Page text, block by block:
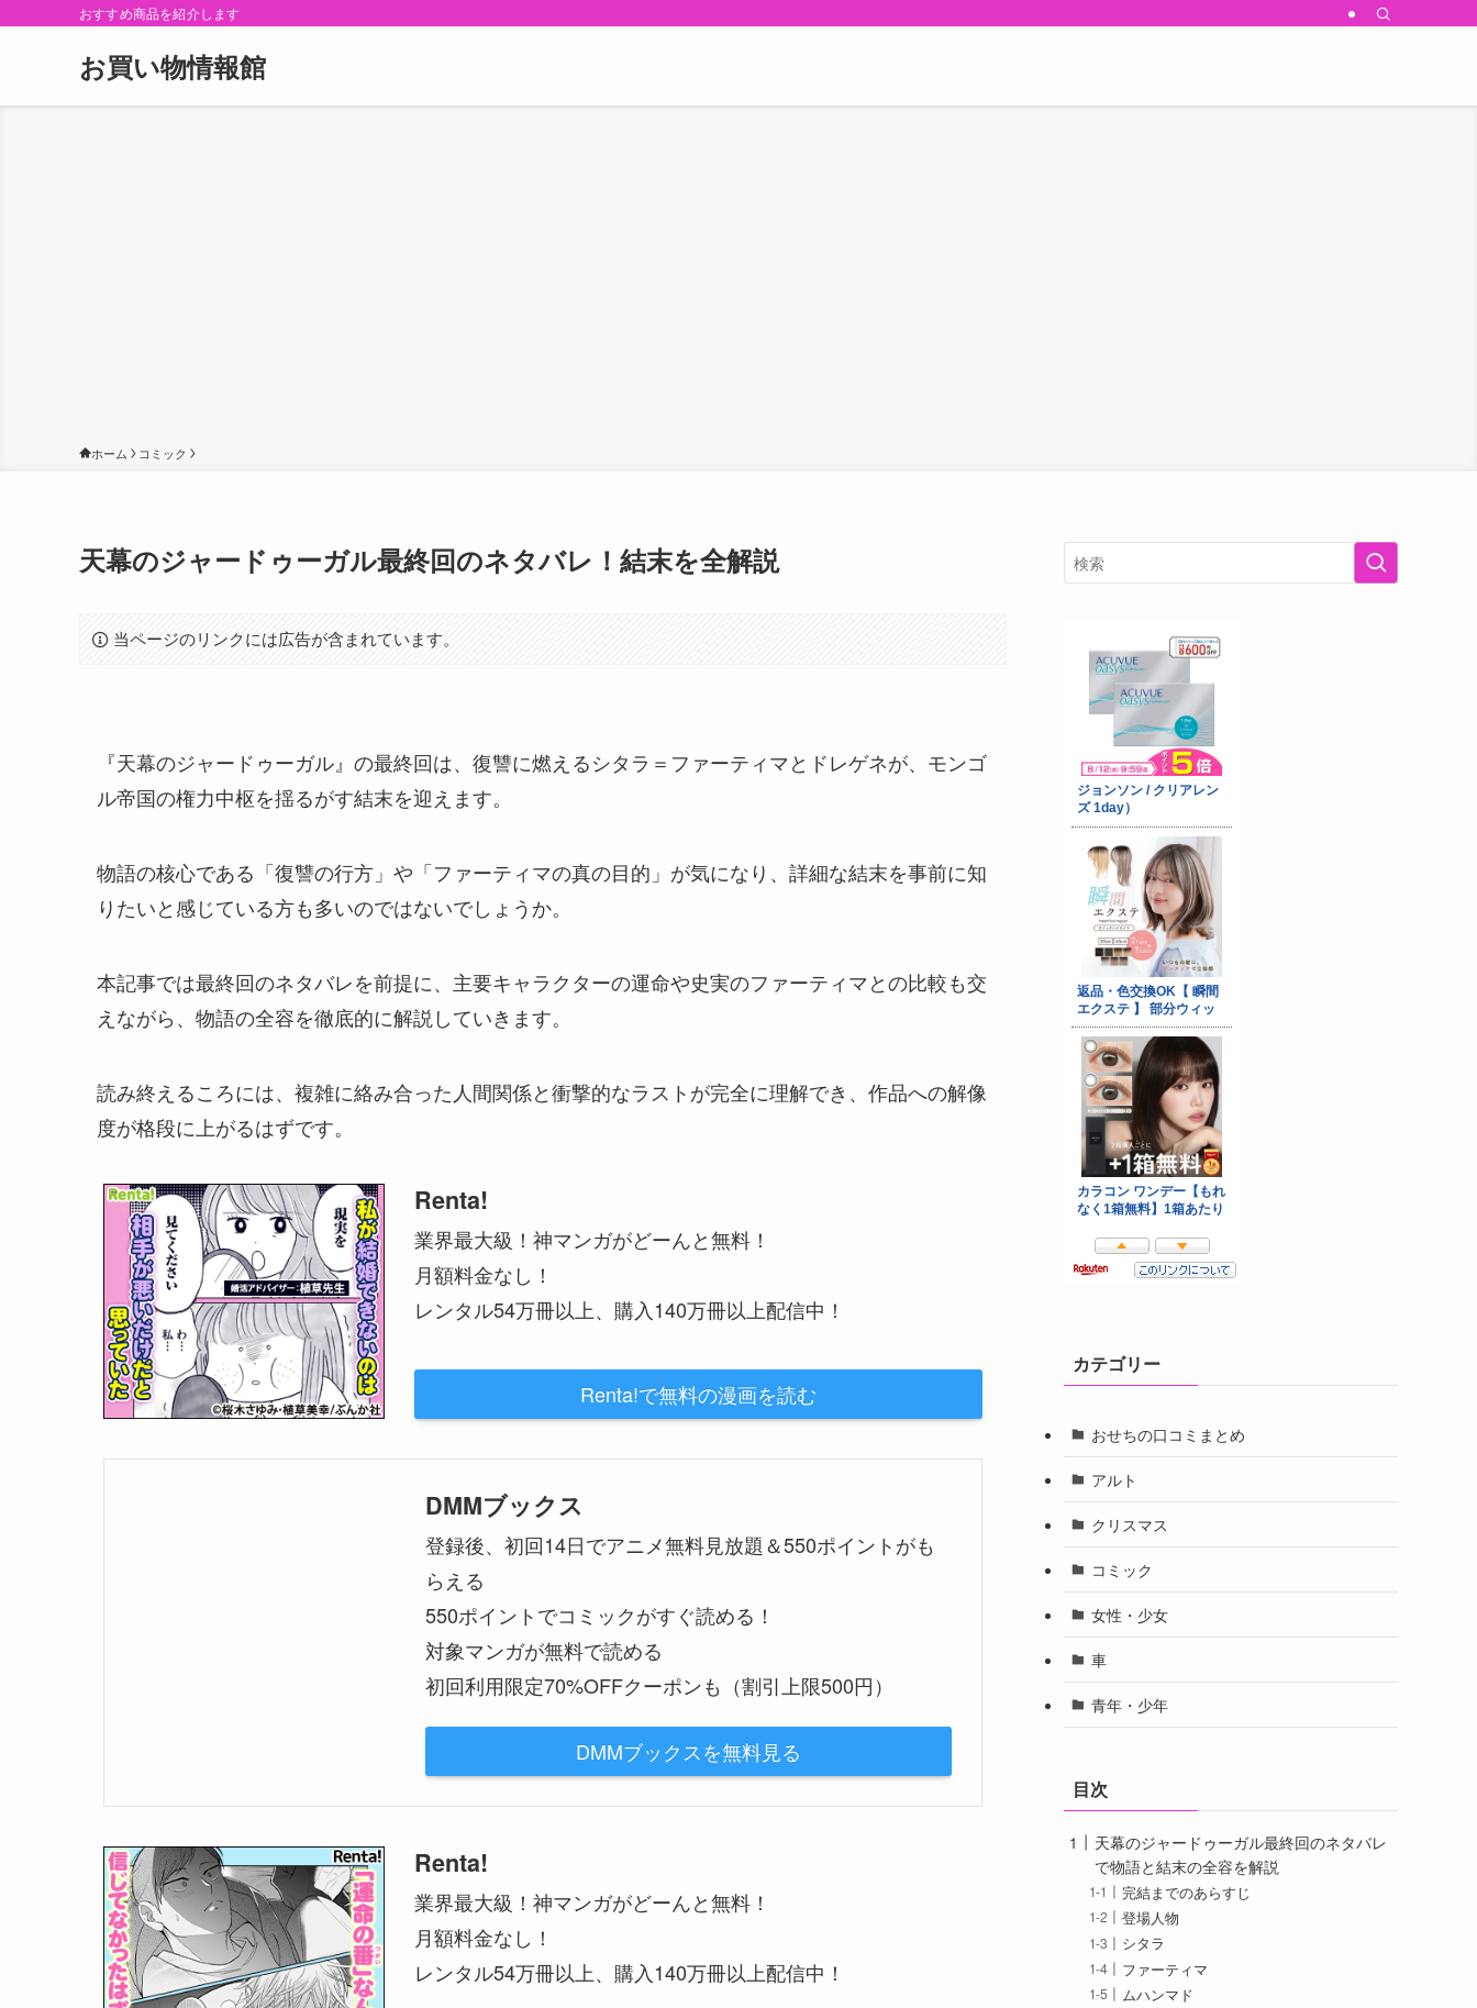
おすすめ商品を紹介します
お買い物情報館
ホーム コミック
天幕のジャードゥーガル最終回のネタバレ！結末を全解説
当ページのリンクには広告が含まれています。
『天幕のジャードゥーガル』の最終回は、復讐に燃えるシタラ＝ファーティマとドレゲネが、モンゴ
ル帝国の権力中枢を揺るがす結末を迎えます。
物語の核心である「復讐の行方」や「ファーティマの真の目的」が気になり、詳細な結末を事前に知
りたいと感じている方も多いのではないでしょうか。
本記事では最終回のネタバレを前提に、主要キャラクターの運命や史実のファーティマとの比較も交
えながら、物語の全容を徹底的に解説していきます。
読み終えるころには、複雑に絡み合った人間関係と衝撃的なラストが完全に理解でき、作品への解像
度が格段に上がるはずです。
Renta!
業界最大級！神マンガがどーんと無料！
月額料金なし！
レンタル54万冊以上、購入140万冊以上配信中！
Renta!で無料の漫画を読む
DMMブックス
登録後、初回14日でアニメ無料見放題＆550ポイントがも
らえる
550ポイントでコミックがすぐ読める！
対象マンガが無料で読める
初回利用限定70%OFFクーポンも（割引上限500円）
DMMブックスを無料見る
Renta!
業界最大級！神マンガがどーんと無料！
月額料金なし！
レンタル54万冊以上、購入140万冊以上配信中！
カテゴリー
おせちの口コミまとめ
アルト
クリスマス
コミック
女性・少女
車
青年・少年
目次
天幕のジャードゥーガル最終回のネタバレ
で物語と結末の全容を解説
完結までのあらすじ
登場人物
シタラ
ファーティマ
ムハンマド